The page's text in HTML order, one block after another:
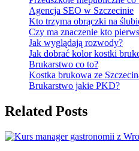
Agencja SEO w Szczecinie
Kto trzyma obrączki na
Czy ma znaczenie kto
Jak wyglądają rozwody?
Jak dobrać kolor kostki
Brukarstwo co to?
Kostka brukowa ze
Brukarstwo jakie PKD?
Related Posts